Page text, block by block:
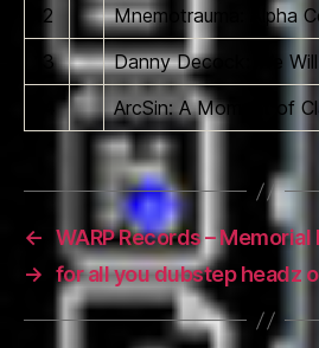
12
Mnemotrauma: Alpha
13
Danny Decock: We
ArcSin: A Moment of
← WARP Records – Memorial
→ for all you dubstep headz